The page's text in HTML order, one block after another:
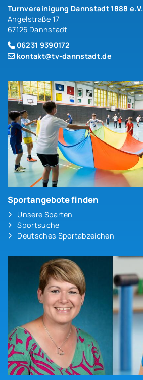
Turnvereinigung Dannstadt 1888 e.V.
Angelstraße 17
67125 Dannstadt
06231 9390172
kontakt@tv-dannstadt.de
Sportangebote finden
Unsere Sparten
Sportsuche
Deutsches Sportabzeichen